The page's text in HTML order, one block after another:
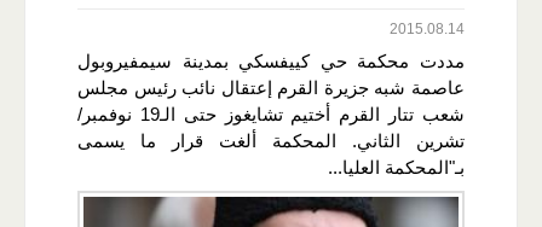
2015.08.14
مددت محكمة حي كييفسكي بمدينة سيمفيروبول
عاصمة شبه جزيرة القرم إعتقال نائب رئيس مجلس
شعب تتار القرم أختيم تشايغوز حتى الـ19 نوفمبر/
تشرين الثاني. المحكمة ألغت قرار ما يسمى
بـ"المحكمة العليا...